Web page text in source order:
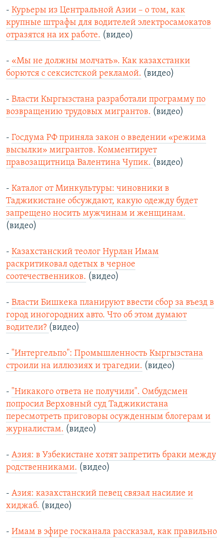
- Курьеры из Центральной Азии – о том, как
крупные штрафы для водителей электросамокатов
отразятся на их работе. (видео)
- «Мы не должны молчать». Как казахстанки
борются с сексистской рекламой. (видео)
- Власти Кыргызстана разработали программу по
возвращению трудовых мигрантов. (видео)
- Госдума РФ приняла закон о введении «режима
высылки» мигрантов. Комментирует
правозащитница Валентина Чупик. (видео)
- Каталог от Минкультуры: чиновники в
Таджикистане обсуждают, какую одежду будет
запрещено носить мужчинам и женщинам.
(видео)
- Казахстанский теолог Нурлан Имам
раскритиковал одетых в черное
соотечественников. (видео)
- Власти Бишкека планируют ввести сбор за въезд в
город иногородних авто. Что об этом думают
водители? (видео)
- "Интергельпо": Промышленность Кыргызстана
строили на иллюзиях и трагедии. (видео)
- "Никакого ответа не получили". Омбудсмен
попросил Верховный суд Таджикистана
пересмотреть приговоры осужденным блогерам и
журналистам. (видео)
- Азия: в Узбекистане хотят запретить браки между
родственниками. (видео)
- Азия: казахстанский певец связал насилие и
хиджаб. (видео)
- Имам в эфире госканала рассказал, как правильно